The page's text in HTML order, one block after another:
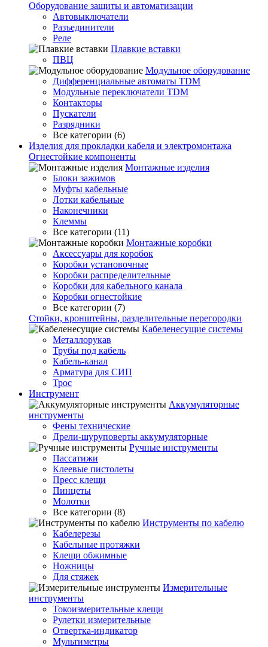
Оборудование защиты и автоматизации
Автовыключатели
Разъединители
Реле
Плавкие вставки
ПВЦ
Модульное оборудование
Дифференциальные автоматы TDM
Модульные переключатели TDM
Контакторы
Пускатели
Разрядники
Все категории (6)
Изделия для прокладки кабеля и электромонтажа
Огнестойкие компоненты
Монтажные изделия
Блоки зажимов
Муфты кабельные
Лотки кабельные
Наконечники
Клеммы
Все категории (11)
Монтажные коробки
Аксессуары для коробок
Коробки установочные
Коробки распределительные
Коробки для кабельного канала
Коробки огнестойкие
Все категории (7)
Стойки, кронштейны, разделительные перегородки
Кабеленесущие системы
Металлорукав
Трубы под кабель
Кабель-канал
Арматура для СИП
Трос
Инструмент
Аккумуляторные
инструменты
Фены технические
Дрели-шуруповерты аккумуляторные
Ручные инструменты
Пассатижи
Клеевые пистолеты
Пресс клещи
Пинцеты
Молотки
Все категории (8)
Инструменты по кабелю
Кабелерезы
Кабельные протяжки
Клещи обжимные
Ножницы
Для стяжек
Измерительные
инструменты
Токоизмерительные клещи
Рулетки измерительные
Отвертка-индикатор
Мультиметры